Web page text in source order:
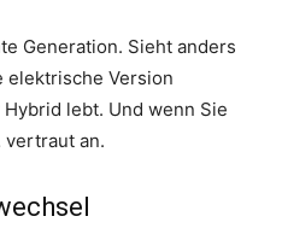
Generation. Sieht anders
elektrische Version
lebt. Und wenn Sie
an.